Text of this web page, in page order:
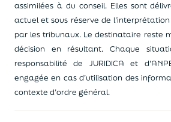
assimilées à du conseil. Elles sont
actuel et sous réserve de
par les tribunaux. Le destinataire reste
décision en résultant. Chaque
responsabilité de JURIDICA et
engagée en cas d’utilisation des
contexte d’ordre général.